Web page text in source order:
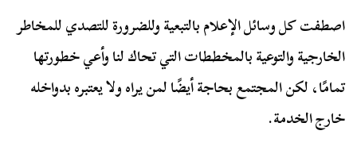
اصطفت كل وسائل الإعلام بالتبعية وللضرورة للتصدي للمخاطر
الخارجية والتوعية بالمخططات التي تحاك لنا وأعي خطورتها
تمامًا، لكن المجتمع بحاجة أيضًا لمن يراه ولا يعتبره بدواخله
خارج الخدمة.